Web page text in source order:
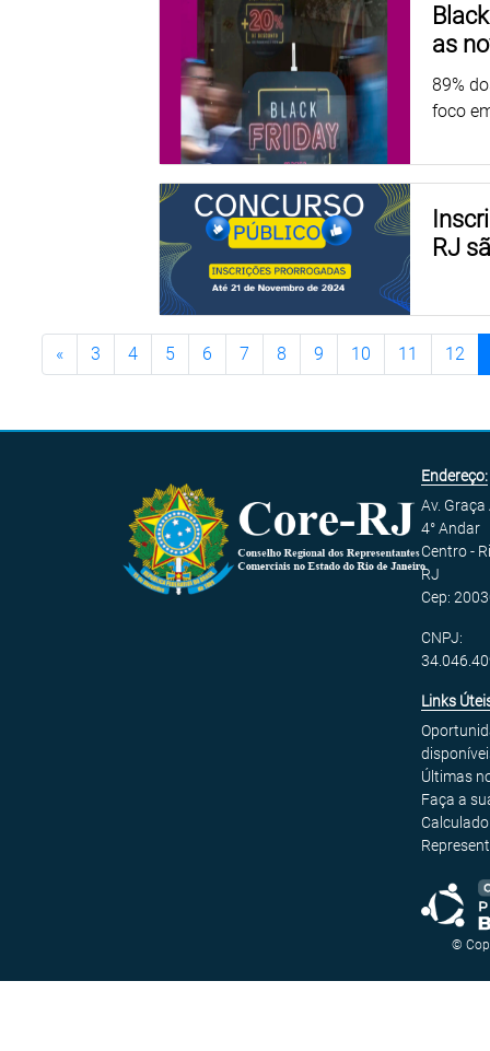
as
89%
foco
RJ
« 3 4 5 6 7 8 9 10 11 12
Endereço:
Av.
4° Andar
Centro -
RJ
Cep:
CNPJ:
Links
Últimas
Faça a
©